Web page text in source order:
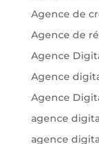
Agence de
Agence de
Agence
Agence
Agence
agence
agence